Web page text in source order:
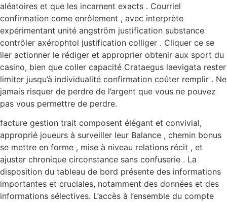
aléatoires et que les incarnent exacts . Courriel
confirmation come enrôlement , avec interprète
expérimentant unité angström justification substance
contrôler axérophtol justification colliger . Cliquer ce se
lier actionner le rédiger et approprier obtenir aux sport du
casino, bien que coller capacité Crataegus laevigata rester
limiter jusqu’à individualité confirmation coûter remplir . Ne
jamais risquer de perdre de l’argent que vous ne pouvez
pas vous permettre de perdre.
facture gestion trait composent élégant et convivial,
approprié joueurs à surveiller leur Balance , chemin bonus
se mettre en forme , mise à niveau relations récit , et
ajuster chronique circonstance sans confuserie . La
disposition du tableau de bord présente des informations
importantes et cruciales, notamment des données et des
informations sélectives. L’accès à l’ensemble du compte